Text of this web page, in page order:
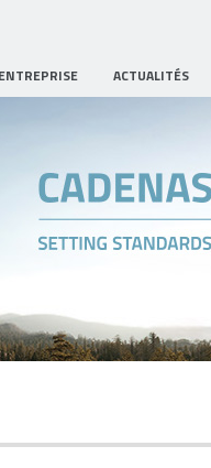
ACTUALITÉS